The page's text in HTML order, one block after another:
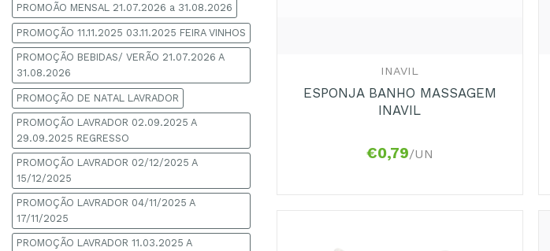
PROMOÃO MENSAL 21.07.2026 a 31.08.2026
PROMOÇÃO 11.11.2025 03.11.2025 FEIRA VINHOS
PROMOÇÃO BEBIDAS/ VERÃO 21.07.2026 A
31.08.2026
PROMOÇÃO DE NATAL LAVRADOR
PROMOÇÃO LAVRADOR 02.09.2025 A
29.09.2025 REGRESSO
PROMOÇÃO LAVRADOR 02/12/2025 A
15/12/2025
PROMOÇÃO LAVRADOR 04/11/2025 A
17/11/2025
PROMOÇÃO LAVRADOR 11.03.2025 A
INAVIL
ESPONJA BANHO MASSAGEM
INAVIL
€0,79/UN